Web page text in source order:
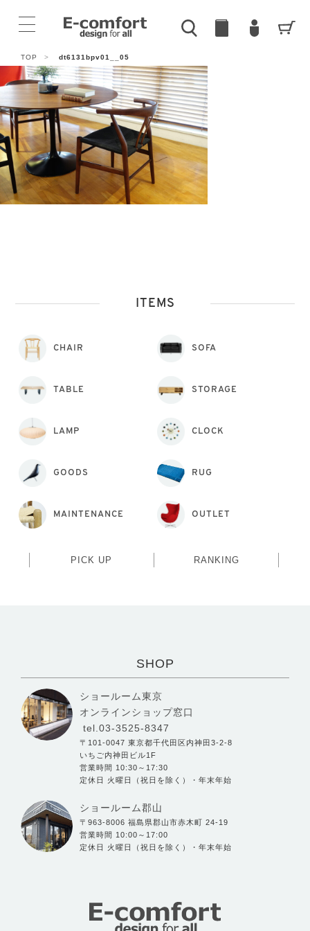
TOP > dt6131bpv01__05
ITEMS
CHAIR SOFA
TABLE STORAGE
LAMP CLOCK
GOODS RUG
MAINTENANCE OUTLET
PICK UP RANKING
SHOP
ショールーム東京
オンラインショップ窓口
tel.03-3525-8347
〒101-0047 東京都千代田区内神田3-2-8
いちご内神田ビル1F
営業時間 10:30～17:30
定休日 火曜日（祝日を除く）・年末年始
ショールーム郡山
〒963-8006 福島県郡山市赤木町 24-19
営業時間 10:00～17:00
定休日 火曜日（祝日を除く）・年末年始